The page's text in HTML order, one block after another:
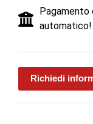
Pagamento
automatico!
Richiedi